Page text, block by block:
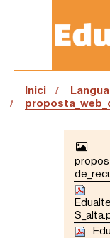
Inici
N
A
V
E
G
A
C